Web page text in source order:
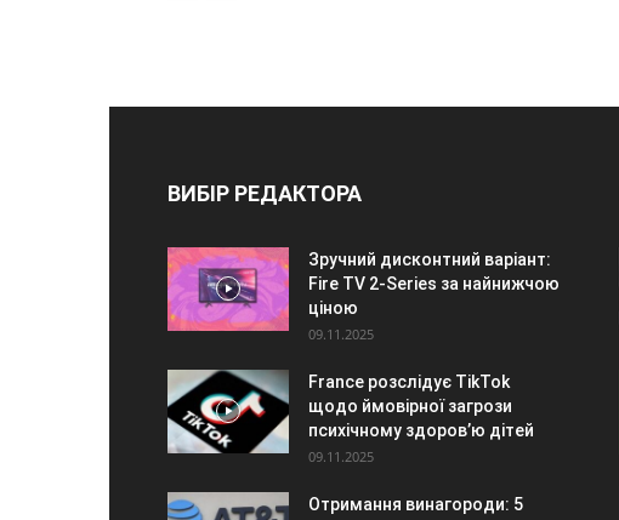
ВИБІР РЕДАКТОРА
Зручний дисконтний варіант:
Fire TV 2-Series за найнижчою
ціною
09.11.2025
France розслідує TikTok
щодо ймовірної загрози
психічному здоров’ю дітей
09.11.2025
Отримання винагороди: 5